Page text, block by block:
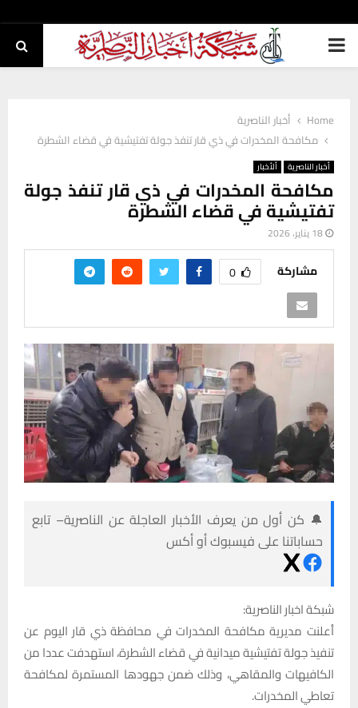
PRIMARY
Home
أخبار الناصرية
مكافحة المخدرات في ذي قار تنفذ جولة تفتيشية في قضاء الشطرة
أخبار الناصرية ألأخبار
مكافحة المخدرات في ذي قار تنفذ جولة
تفتيشية في قضاء الشطرة
18 يناير، 2026
مشاركة 0
🔔 كن أول من يعرف الأخبار العاجلة عن الناصرية– تابع
حساباتنا على فيسبوك أو أكس
شبكة اخبار الناصرية:
أعلنت مديرية مكافحة المخدرات في محافظة ذي قار اليوم عن
تنفيذ جولة تفتيشية ميدانية في قضاء الشطرة، استهدفت عددا من
الكافيهات والمقاهي، وذلك ضمن جهودها المستمرة لمكافحة
تعاطي المخدرات.